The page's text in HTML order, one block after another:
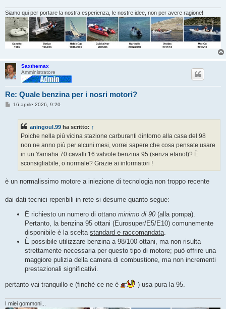
Siamo qui per portare la nostra esperienza, le nostre idee, non per avere ragione!
Saxthemax
Amministratore
Re: Quale benzina per i nosri motori?
M16 aprile 2026, 9:20
aningoul.99 ha scritto: ↑
Poiche nella più vicina stazione carburanti dintorno alla casa del 98
non ne anno più per alcuni mesi, vorrei sapere che cosa pensate usare
in un Yamaha 70 cavalli 16 valvole benzina 95 (senza etanol)? È
sconsigliabile, o normale? Grazie ai informatori !
è un normalissimo motore a iniezione di tecnologia non troppo recente
dai dati tecnici reperibili in rete si desume quanto segue:
È richiesto un numero di ottano minimo di 90 (alla pompa).
Pertanto, la benzina 95 ottani (Eurosuper/E5/E10) comunemente
disponibile è la scelta standard e raccomandata
È possibile utilizzare benzina a 98/100 ottani, ma non risulta
strettamente necessaria per questo tipo di motore; può offrire una
maggiore pulizia della camera di combustione, ma non incrementi
prestazionali significativi.
pertanto vai tranquillo e (finchè ce ne è ) usa pura la 95.
I miei gommoni...